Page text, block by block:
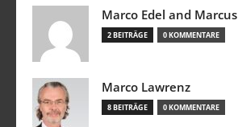
Marco Edel and
2 BEITRÄGE 0 KOMMENTARE
Marco Lawrenz
8 BEITRÄGE 0 KOMMENTARE